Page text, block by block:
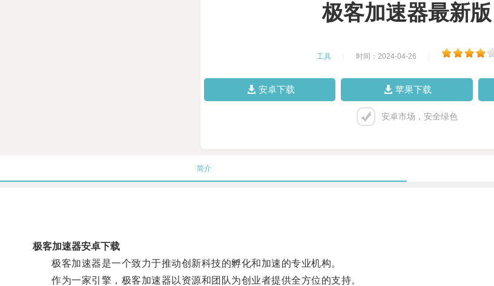
极客加速器最新版
工具 时间：2024-04-26
安卓下载 苹果下载
安卓市场，安全绿色
简介
极客加速器安卓下载
极客加速器是一个致力于推动创新科技的孵化和加速的专业机构。
作为一家引擎，极客加速器以资源和团队为创业者提供全方位的支持。